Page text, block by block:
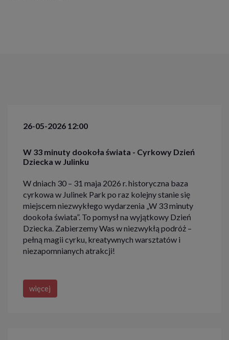
26-05-2026 12:00
W 33 minuty dookoła świata - Cyrkowy Dzień
Dziecka w Julinku
W dniach 30 – 31 maja 2026 r. historyczna baza
cyrkowa w Julinek Park po raz kolejny stanie się
miejscem niezwykłego wydarzenia „W 33 minuty
dookoła świata”. To pomysł na wyjątkowy Dzień
Dziecka. Zabierzemy Was w niezwykłą podróż –
pełną magii cyrku, kreatywnych warsztatów i
niezapomnianych atrakcji!
więcej